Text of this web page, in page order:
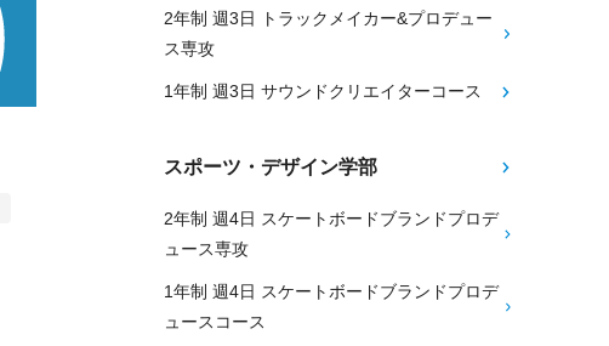
2年制 週3日 トラックメイカー&プロデュー
ス専攻
1年制 週3日 サウンドクリエイターコース
スポーツ・デザイン学部
2年制 週4日 スケートボードブランドプロデ
ュース専攻
1年制 週4日 スケートボードブランドプロデ
ュースコース